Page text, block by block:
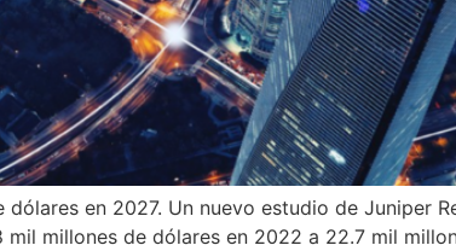
en 2027. Un nuevo estudio de Juniper
millones de dólares en 2022 a 22.7 mil